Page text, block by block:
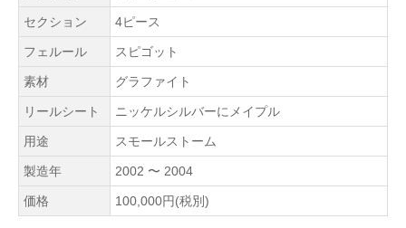
セクション 4ピース
フェルール スピゴット
素材 グラファイト
リールシート ニッケルシルバーにメイプル
用途 スモールストーム
製造年 2002 〜 2004
価格 100,000円(税別)